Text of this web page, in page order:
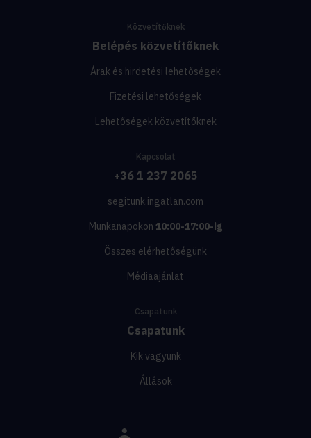
Közvetítőknek
Belépés közvetítőknek
Árak és hirdetési lehetőségek
Fizetési lehetőségek
Lehetőségek közvetítőknek
Kapcsolat
+36 1 237 2065
segitunk.ingatlan.com
Munkanapokon 10:00-17:00-ig
Összes elérhetőségünk
Médiaajánlat
Csapatunk
Csapatunk
Kik vagyunk
Állások